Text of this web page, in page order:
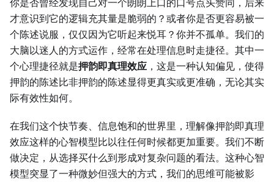
才意识到它的逻辑充其量是脆弱的？或者你是否更容易被一
个陈述说服，仅仅因为它听起来悦耳？你并不孤单。我们的
大脑以迷人的方式运作，经常在处理信息时走捷径。其中一
个心理捷径就是押韵即真理效应 ，这是一种认知偏见，使得
押韵的陈述比非押韵的陈述显得更真实或更准确，无论其实
际有效性如何。
在我们这个快节奏、信息饱和的世界里，理解像押韵即真理
效应这样的心智模型比以往任何时候都更加重要。我们不断
做决定，从选择买什么到形成对复杂问题的看法。这种心智
模型突显了一种微妙但强大的方式，我们的思维可能被影